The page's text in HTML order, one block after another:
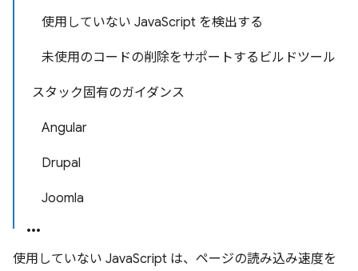
使用していない JavaScript を検出する
未使用のコードの削除をサポートするビルドツール
スタック固有のガイダンス
Angular
Drupal
Joomla
使用していない JavaScript は、ページの読み込み速度を